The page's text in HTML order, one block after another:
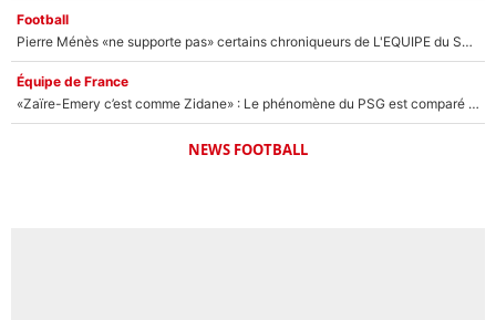
Football
Pierre Ménès «ne supporte pas» certains chroniqueurs de L'EQUIPE du Soir : Ils vont tous partir !
Équipe de France
«Zaïre-Emery c’est comme Zidane» : Le phénomène du PSG est comparé à son nouveau sélectionneur... et ils vont se retrouver en Bleus !
NEWS FOOTBALL